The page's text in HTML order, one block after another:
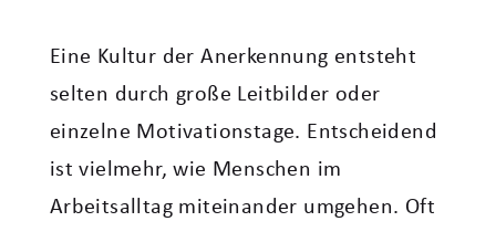
Eine Kultur der Anerkennung entsteht
selten durch große Leitbilder oder
einzelne Motivationstage. Entscheidend
ist vielmehr, wie Menschen im
Arbeitsalltag miteinander umgehen. Oft